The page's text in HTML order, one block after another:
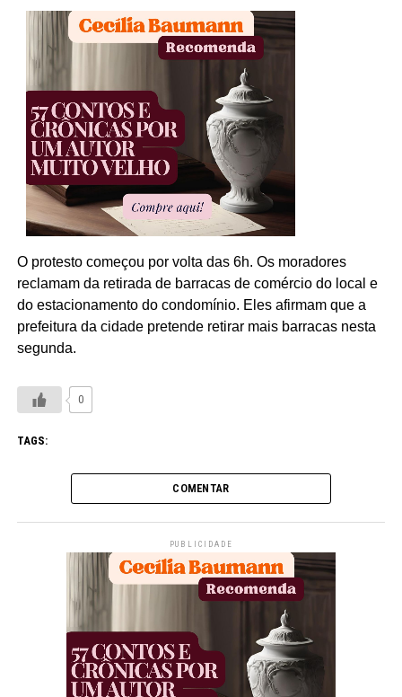
O protesto começou por volta das 6h. Os moradores
reclamam da retirada de barracas de comércio do local e
do estacionamento do condomínio. Eles afirmam que a
prefeitura da cidade pretende retirar mais barracas nesta
segunda.
0
TAGS:
COMENTAR
PUBLICIDADE